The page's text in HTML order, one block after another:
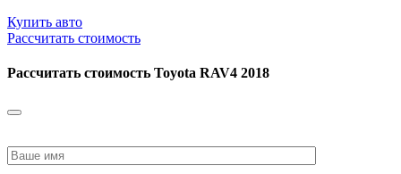
Купить авто
Рассчитать стоимость
Рассчитать стоимость Toyota RAV4 2018
leave